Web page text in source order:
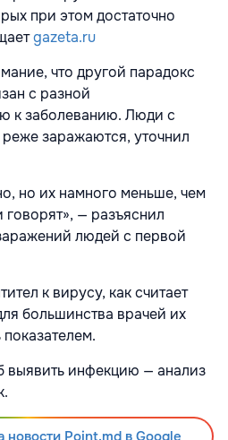
при этом достаточно
gazeta.ru
что другой парадокс
с разной
к заболеванию. Люди с
заражаются, уточнил
но их намного меньше, чем
— разъяснил
людей с первой
к вирусу, как считает
большинства врачей их
инфекцию — анализ
новости Point.md в Google